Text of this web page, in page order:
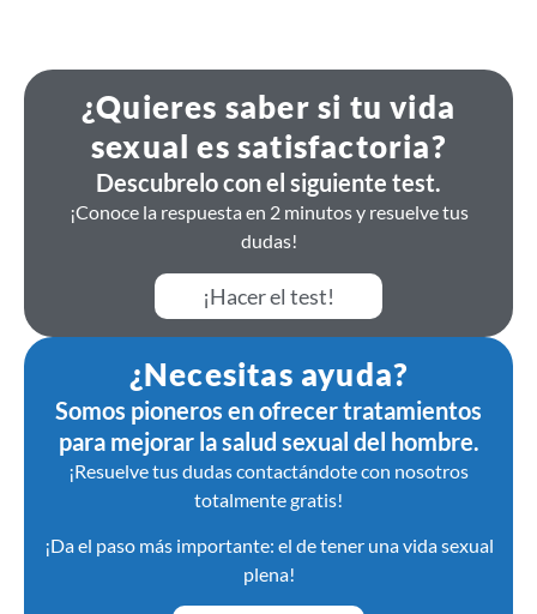
¿Quieres saber si tu vida
sexual es satisfactoria?
Descubrelo con el siguiente test.
¡Conoce la respuesta en 2 minutos y resuelve tus
dudas!
¡Hacer el test!
¿Necesitas ayuda?
Somos pioneros en ofrecer tratamientos
para mejorar la salud sexual del hombre.
¡Resuelve tus dudas contactándote con nosotros
totalmente gratis!
¡Da el paso más importante: el de tener una vida sexual
plena!